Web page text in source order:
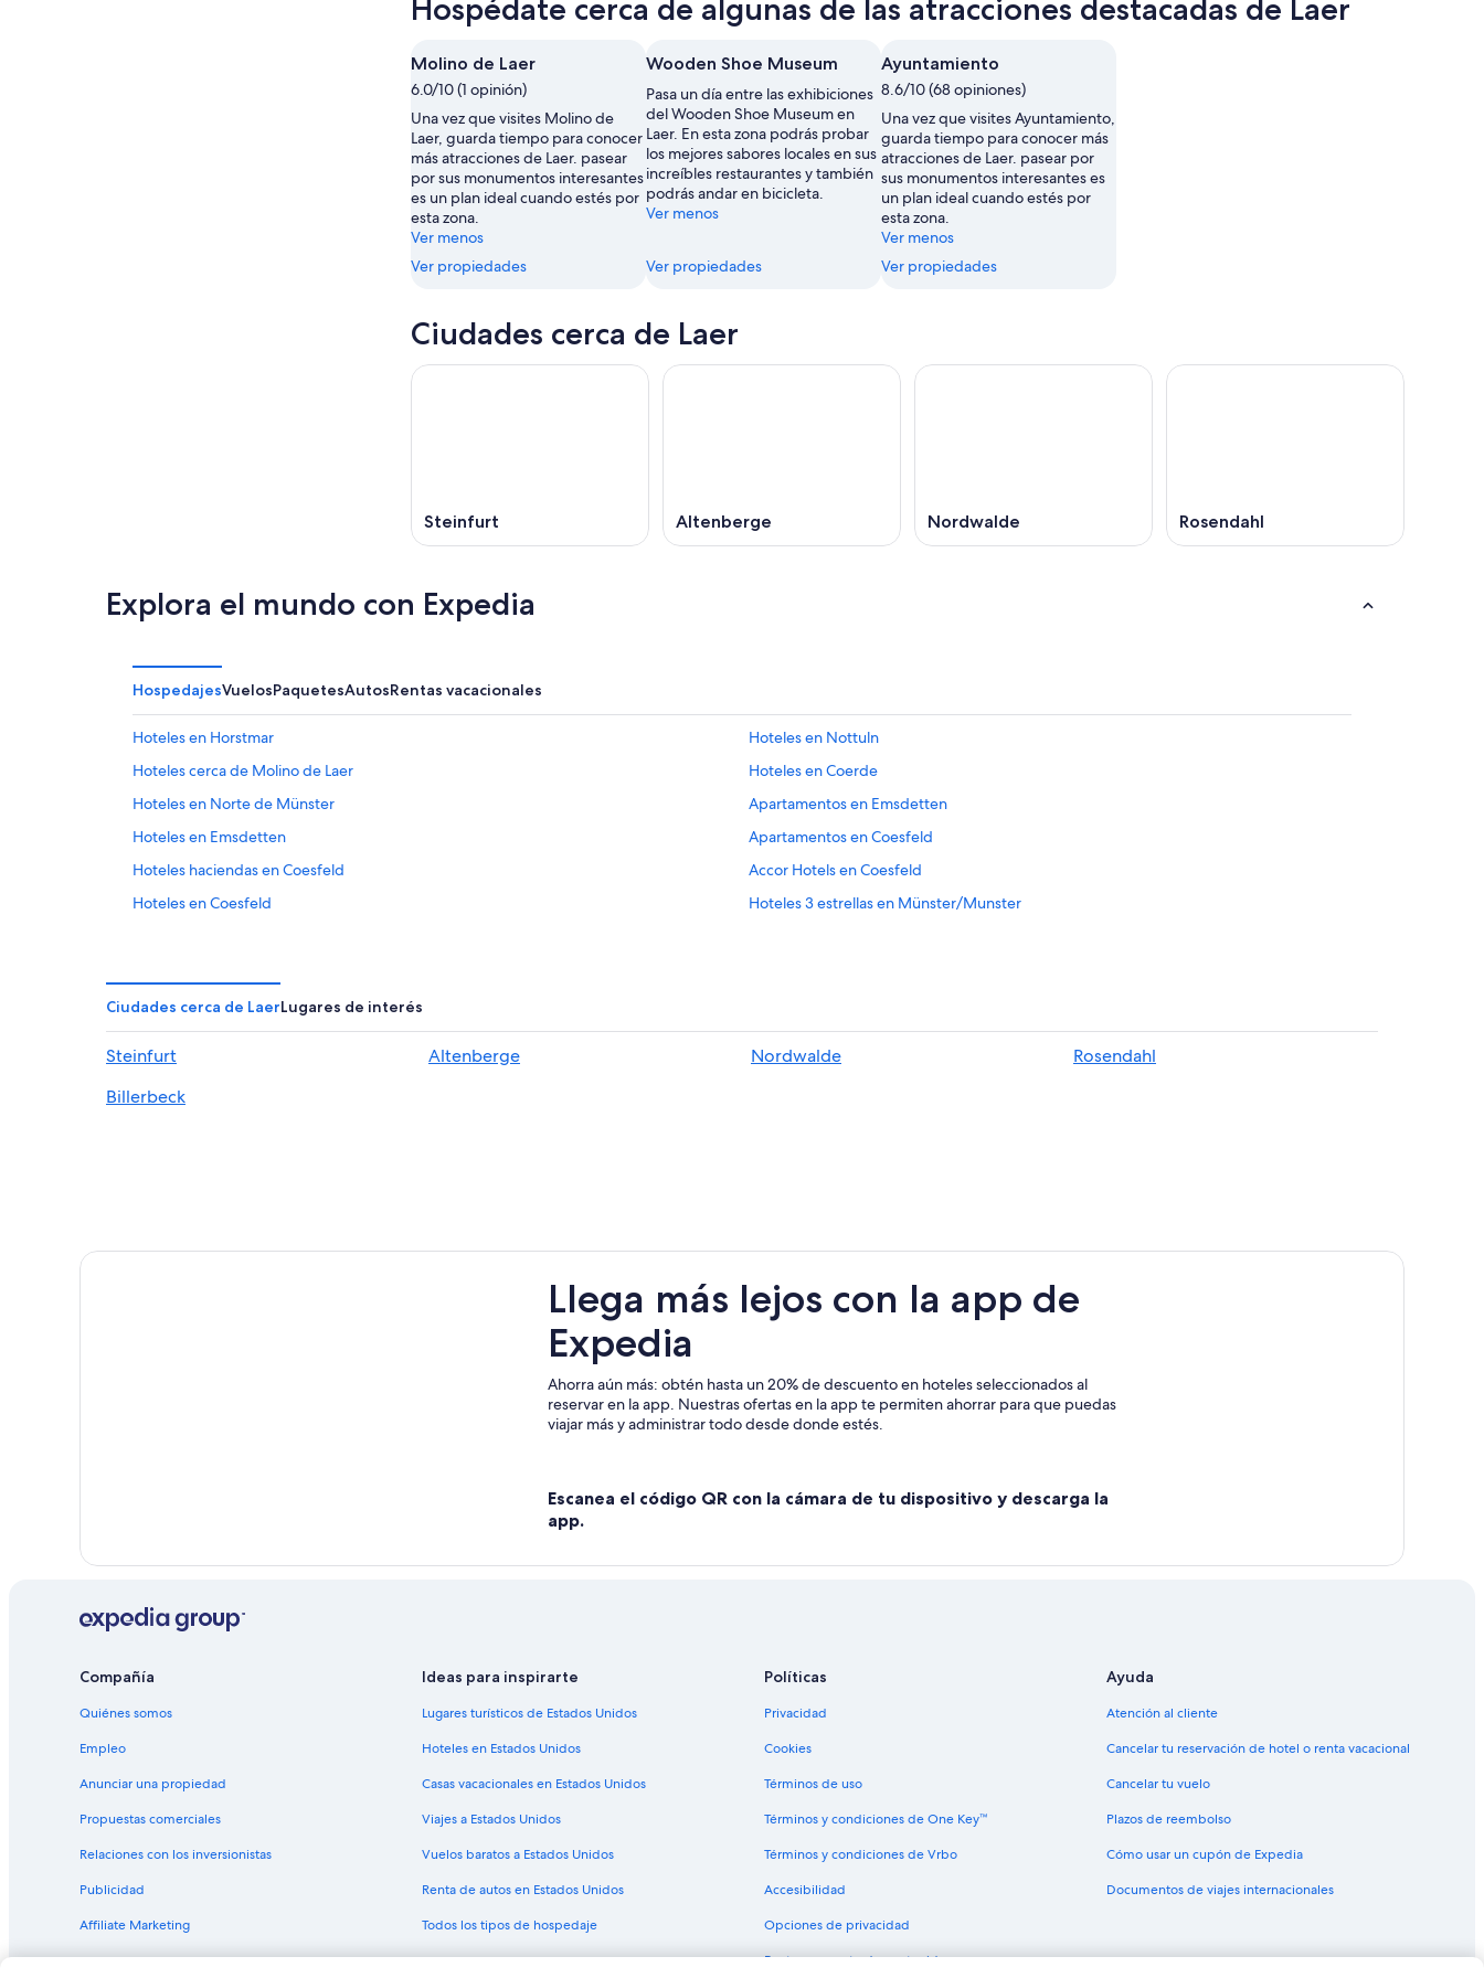
7la
noche,
7
ago
-
8
ago
este
de
semana,
7
ago
-
9
ago
Laer
el
próximo
fin
de
semana,
14
ago
-
16
ago
Hospédate cerca de algunas de las atracciones destacadas de Laer
Molino de Laer
6.0/10 (1 opinión)
Una vez que visites Molino de
Laer, guarda tiempo para conocer
más atracciones de Laer. pasear
por sus monumentos interesantes
es un plan ideal cuando estés por
esta zona.
Ver menos
Ver propiedades
Wooden Shoe Museum
Pasa un día entre las exhibiciones
del Wooden Shoe Museum en
Laer. En esta zona podrás probar
los mejores sabores locales en sus
increíbles restaurantes y también
podrás andar en bicicleta.
Ver menos
Ver propiedades
Ayuntamiento
8.6/10 (68 opiniones)
Una vez que visites Ayuntamiento,
guarda tiempo para conocer más
atracciones de Laer. pasear por
sus monumentos interesantes es
un plan ideal cuando estés por
esta zona.
Ver menos
Ver propiedades
Ciudades cerca de Laer
Steinfurt Altenberge Nordwalde Rosendahl
Explora el mundo con Expedia
HospedajesVuelosPaquetesAutosRentas vacacionales
Hoteles en Horstmar
Hoteles en Nottuln
Hoteles cerca de Molino de Laer
Hoteles en Coerde
Hoteles en Norte de Münster
Apartamentos en Emsdetten
Hoteles en Emsdetten
Apartamentos en Coesfeld
Hoteles haciendas en Coesfeld
Accor Hotels en Coesfeld
Hoteles en Coesfeld
Hoteles 3 estrellas en Münster/Munster
Hoteles históricos en Münster/Munster
Hoteles baratos en Münster/Munster
Hoteles cerca del lago en Münster/Munster
Hoteles con aguas termales en Münster/Munster
Hoteles con restaurante en Münster/Munster
Hoteles con sauna en Münster/Munster
Ciudades cerca de LaerLugares de interés
Steinfurt Altenberge Nordwalde
Rosendahl
Billerbeck
Llega más lejos con la app de
Expedia
Ahorra aún más: obtén hasta un 20% de descuento en hoteles seleccionados al
reservar en la app. Nuestras ofertas en la app te permiten ahorrar para que puedas
viajar más y administrar todo desde donde estés.
Escanea el código QR con la cámara de tu dispositivo y descarga la
app.
Compañía
Quiénes somos
Empleo
Anunciar una propiedad
Propuestas comerciales
Relaciones con los inversionistas
Publicidad
Affiliate Marketing
Ideas para inspirarte
Lugares turísticos de Estados Unidos
Hoteles en Estados Unidos
Casas vacacionales en Estados Unidos
Viajes a Estados Unidos
Vuelos baratos a Estados Unidos
Renta de autos en Estados Unidos
Todos los tipos de hospedaje
Políticas
Privacidad
Cookies
Términos de uso
Términos y condiciones de One Key™
Términos y condiciones de Vrbo
Accesibilidad
Opciones de privacidad
Pautas y reporte de contenido
Ayuda
Atención al cliente
Cancelar tu reservación de hotel o renta vacacional
Cancelar tu vuelo
Plazos de reembolso
Cómo usar un cupón de Expedia
Documentos de viajes internacionales